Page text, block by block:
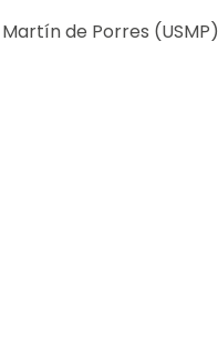
de Porres (USMP)